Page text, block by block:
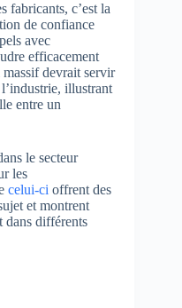
fabricants, c’est la
de confiance
avec
efficacement
devrait servir
l’industrie, illustrant
entre un
le secteur
les
celui-ci offrent des
et montrent
dans différents